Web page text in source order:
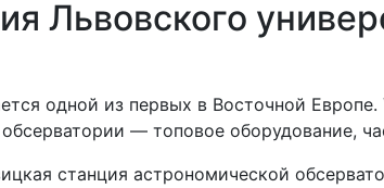
Львовского
одной из первых в Восточной
— топовое оборудование,
станция астрономической